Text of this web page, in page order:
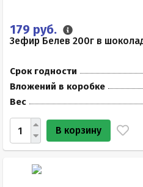
179 руб.
Зефир Белев 200г в
Срок годности
Вложений в коробке
Вес
В корзину